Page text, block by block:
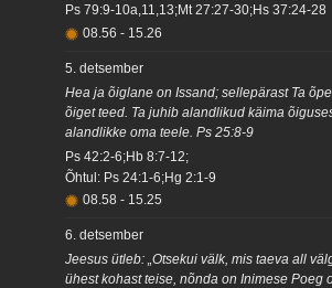
Ps 79:9-10a,11,13;Mt 27:27-30;Hs 37:24-28
08.56 - 15.26
5. detsember
Hea ja õiglane on Issand; sellepärast Ta
õiget teed. Ta juhib alandlikud käima
alandlikke oma teele. Ps 25:8-9
Ps 42:2-6;Hb 8:7-12;
Õhtul: Ps 24:1-6;Hg 2:1-9
08.58 - 15.25
6. detsember
Jeesus ütleb: „Otsekui välk, mis taeva all
ühest kohast teise, nõnda on Inimese Poeg